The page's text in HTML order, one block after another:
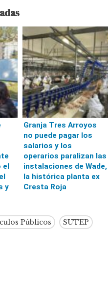
el
y
Granja Tres Arroyos
no puede pagar los
salarios y los
operarios paralizan las
instalaciones de Wade,
la histórica planta ex
Cresta Roja
Públicos SUTEP